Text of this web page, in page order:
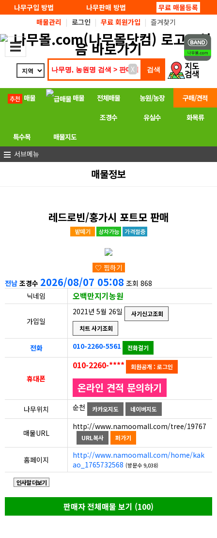
탑메뉴 바로가기
본문 바로가기
나무구입 방법 나무판매 방법
무료 매물등록
매물관리 | 로그인 | 무료 회원가입 | 즐겨찾기
X
매물 매물 전체매물 농원/농장
구매/견적
조경수
유실수
화목류
특수목
매물지도
서브메뉴
매물정보
레드로빈/홍가시 포트모 판매
♡ 찜하기
전남 조경수 2026/08/07 05:08 조회 868
닉네임
오백만지기농원
가입일
2021년 5월 26일
사기신고조회
치트 사기조회
전화 010-2260-5561 전화걸기
휴대폰
010-2260-**** 회원공개 : 로그인
온라인 견적 문의하기
나무위치 순천 카카오지도 네이버지도
매물URL
http://www.namoomall.com/tree/19767
URL복사 퍼가기
홈페이지
http://www.namoomall.com/home/kak
ao_1765732568 (방문수 9,038)
인사말 더보기
판매자 전체매물 보기 (100)